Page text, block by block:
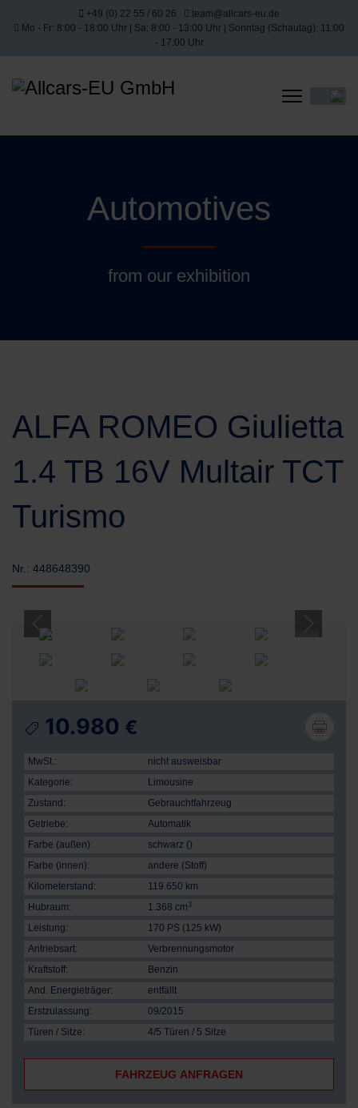
+49 (0) 22 55 / 60 26
team@allcars-eu.de
Mo - Fr: 8:00 - 18:00 Uhr | Sa: 8:00 - 13:00 Uhr | Sonntag (Schautag): 11:00
- 17:00 Uhr
Select
Automotives
from our exhibition
ALFA ROMEO Giulietta
1.4 TB 16V Multair TCT
Turismo
Nr.: 448648390
10.980 €
MwSt.:
nicht ausweisbar
Kategorie:
Limousine
Zustand:
Gebrauchtfahrzeug
Getriebe:
Automatik
Farbe (außen):
schwarz ()
Farbe (innen):
andere (Stoff)
Kilometerstand:
119.650 km
Hubraum:
1.368 cm3
Leistung:
170 PS (125 kW)
Antriebsart:
Verbrennungsmotor
Kraftstoff:
Benzin
And. Energieträger:
entfällt
Erstzulassung:
09/2015
Türen / Sitze:
4/5 Türen / 5 Sitze
FAHRZEUG ANFRAGEN